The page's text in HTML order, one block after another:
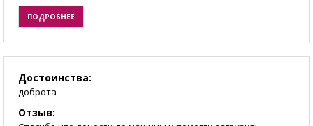
ПОДРОБНЕЕ
Достоинства:
доброта
Отзыв: